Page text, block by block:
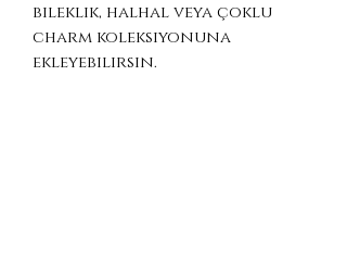
bileklik, halhal veya çoklu
charm koleksiyonuna
ekleyebilirsin.